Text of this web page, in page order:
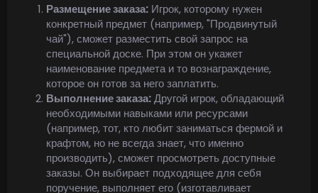
Размещение заказа: Игрок, которому нужен
конкретный предмет (например, "Продвинутый
чай"), сможет разместить свой запрос на
специальной доске. При этом он укажет
наименование предмета и то вознаграждение,
которое он готов за него заплатить.
Выполнение заказа:Другой игрок, обладающий
необходимыми навыками или ресурсами
(например, тот, кто любит заниматься фермой и
крафтом, но не всегда знает, что именно
производить), сможет просмотреть доступные
заказы. Он выбирает подходящее для себя
поручение, выполняет его (изготавливает